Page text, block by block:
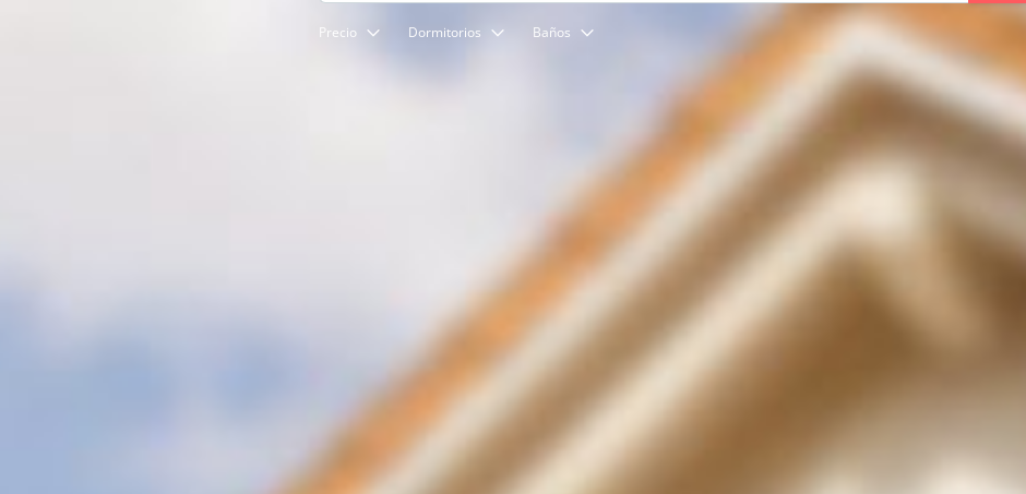
Precio Dormitorios Baños